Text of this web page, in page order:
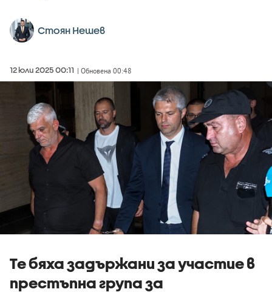
Стоян Нешев
12 юли 2025 00:11 | Обновена 00:48
Те бяха задържани за участие в
престъпна група за